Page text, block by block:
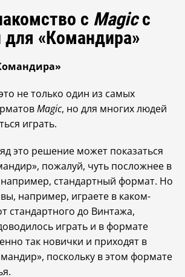
с Magicс
«Командира»
не только один из самых
Magic, но для многих людей
играть.
это решение может показаться
пожалуй, чуть посложнее в
стандартный формат. Но
например, играете в каком-
стандартного до Винтажа,
играть и в формате
так новички и приходят в
поскольку в этом формате